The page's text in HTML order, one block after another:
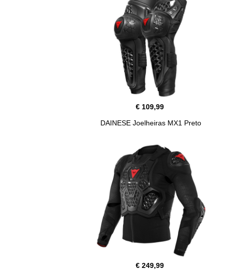
€ 109,99
DAINESE Joelheiras MX1 Preto
€ 249,99